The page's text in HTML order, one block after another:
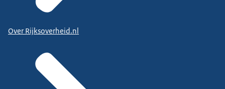
Over Rijksoverheid.nl